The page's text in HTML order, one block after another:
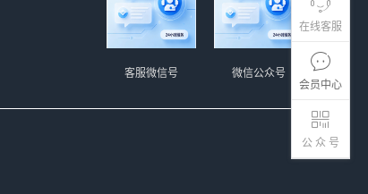
在线客服
会员中心
公 众 号
微信公众号
客服微信号